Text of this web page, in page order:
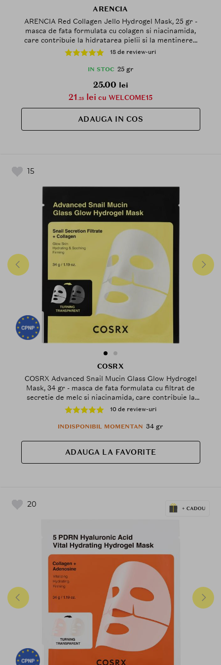
ARENCIA
ARENCIA Red Collagen Jello Hydrogel Mask, 25 gr -
masca de fata formulata cu colagen si niacinamida,
care contribuie la hidratarea pielii si la mentinerea
aspectului porilor
18 de review-uri
IN STOC 25 gr
25.00 lei
21.25 lei cu WELCOME15
ADAUGA IN COS
15
COSRX
COSRX Advanced Snail Mucin Glass Glow Hydrogel
Mask, 34 gr - masca de fata formulata cu filtrat de
secretie de melc si niacinamida, care contribuie la
stralucirea tenului si la mentinerea hidratarii pielii
10 de review-uri
INDISPONIBIL MOMENTAN 34 gr
ADAUGA LA FAVORITE
20